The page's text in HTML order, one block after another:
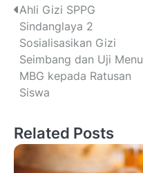
P
o
s
a
v
Ahli Gizi SPPG
Sindanglaya 2
Sosialisasikan Gizi
Seimbang dan Uji Menu
MBG kepada Ratusan
Siswa
Related Posts